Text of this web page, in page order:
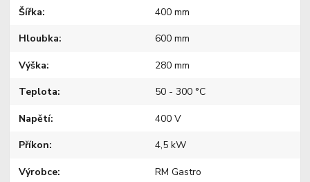
Šířka 400 mm
Hloubka 600 mm
Výška 280 mm
Teplota 50 - 300 °C
Napětí 400 V
Příkon 4,5 kW
Výrobce RM Gastro